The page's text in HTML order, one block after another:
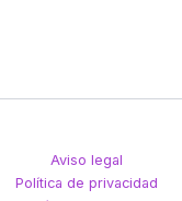
Aviso legal
Política de privacidad